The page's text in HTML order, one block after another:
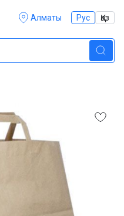
Алматы Рус Қаз